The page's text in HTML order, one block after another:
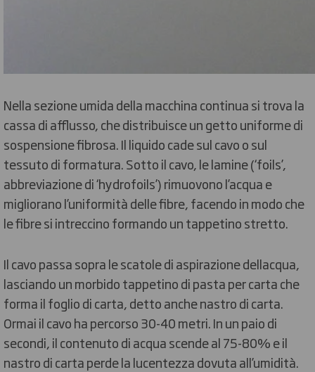
Nella sezione umida della macchina continua si trova la
cassa di afflusso, che distribuisce un getto uniforme di
sospensione fibrosa. Il liquido cade sul cavo o sul
tessuto di formatura. Sotto il cavo, le lamine (‘foils’,
abbreviazione di ‘hydrofoils’) rimuovono l’acqua e
migliorano l’uniformità delle fibre, facendo in modo che
le fibre si intreccino formando un tappetino stretto.
Il cavo passa sopra le scatole di aspirazione dellacqua,
lasciando un morbido tappetino di pasta per carta che
forma il foglio di carta, detto anche nastro di carta.
Ormai il cavo ha percorso 30-40 metri. In un paio di
secondi, il contenuto di acqua scende al 75-80% e il
nastro di carta perde la lucentezza dovuta all’umidità.